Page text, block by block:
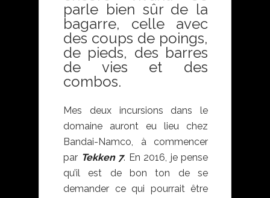
parle bien sûr de la
bagarre, celle avec
des coups de poings,
de pieds, des barres
de vies et des
combos.
Mes deux incursions dans le
domaine auront eu lieu chez
Bandai-Namco, à commencer
par Tekken 7. En 2016, je pense
qu’il est de bon ton de se
demander ce qui pourrait être